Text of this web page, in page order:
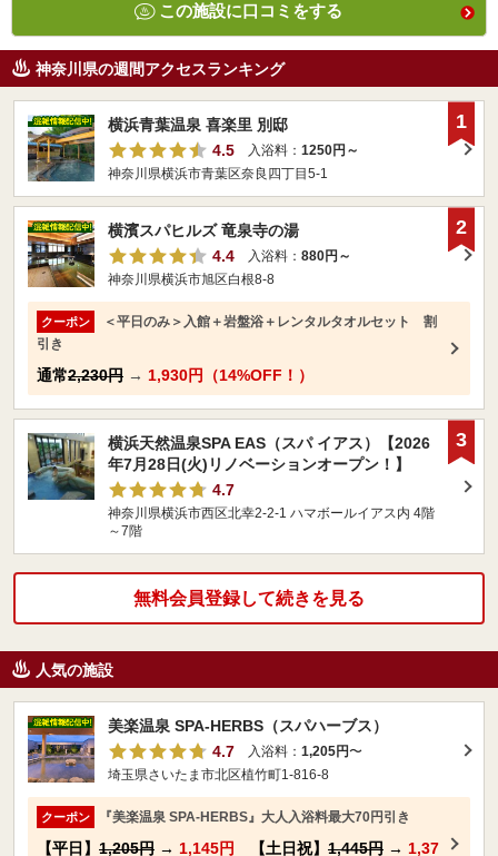
この施設に口コミをする
神奈川県の週間アクセスランキング
横浜青葉温泉 喜楽里 別邸
4.5
入浴料： 1250円～
神奈川県横浜市青葉区奈良四丁目5-1
1
横濱スパヒルズ 竜泉寺の湯
4.4
入浴料： 880円～
神奈川県横浜市旭区白根8-8
クーポン
＜平日のみ＞入館＋岩盤浴＋レンタルタオルセット 割
引き
通常2,230円 → 1,930円（14%OFF！）
2
横浜天然温泉SPA EAS（スパ イアス）【2026
年7月28日(火)リノベーションオープン！】
4.7
神奈川県横浜市西区北幸2-2-1 ハマボールイアス内 4階
～7階
3
無料会員登録して続きを見る
人気の施設
美楽温泉 SPA-HERBS（スパハーブス）
4.7
入浴料： 1,205円〜
埼玉県さいたま市北区植竹町1-816-8
クーポン 『美楽温泉 SPA-HERBS』大人入浴料最大70円引き
【平日】 1,205円 → 1,145円 【土日祝】 1,445円 → 1,37